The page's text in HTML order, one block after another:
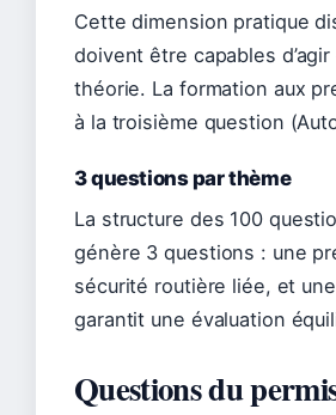
Cette dimension pratique
doivent être capables
théorie. La formation aux
à la troisième question
3 questions par thème
La structure des 100
génère 3 questions : une
sécurité routière liée, et
garantit une évaluation
Questions du